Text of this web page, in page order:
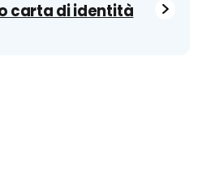
carta di identità